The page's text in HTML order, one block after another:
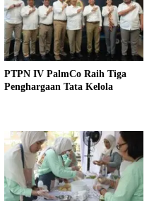
PTPN IV PalmCo Raih Tiga
Penghargaan Tata Kelola